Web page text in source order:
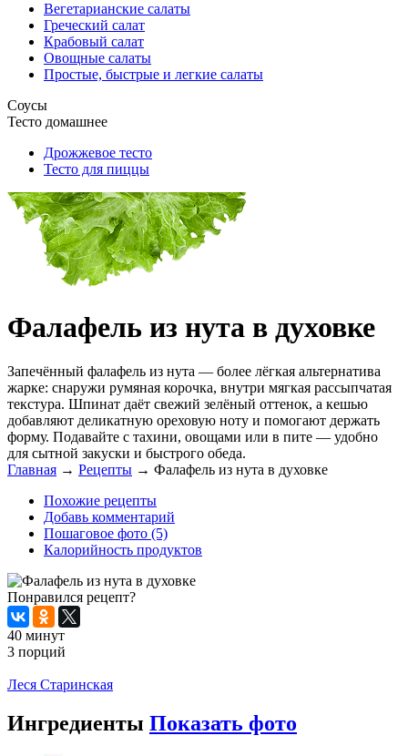
Вегетарианские салаты
Греческий салат
Крабовый салат
Овощные салаты
Простые, быстрые и легкие салаты
Соусы
Тесто домашнее
Дрожжевое тесто
Тесто для пиццы
Фалафель из нута в духовке
Запечённый фалафель из нута — более лёгкая альтернатива
жарке: снаружи румяная корочка, внутри мягкая рассыпчатая
текстура. Шпинат даёт свежий зелёный оттенок, а кешью
добавляют деликатную ореховую ноту и помогают держать
форму. Подавайте с тахини, овощами или в пите — удобно
для сытной закуски и быстрого обеда.
Главная → Рецепты → Фалафель из нута в духовке
Похожие рецепты
Добавь комментарий
Пошаговое фото (5)
Калорийность продуктов
Понравился рецепт?
40 минут
3 порций
Леся Старинская
Ингредиенты Показать фото